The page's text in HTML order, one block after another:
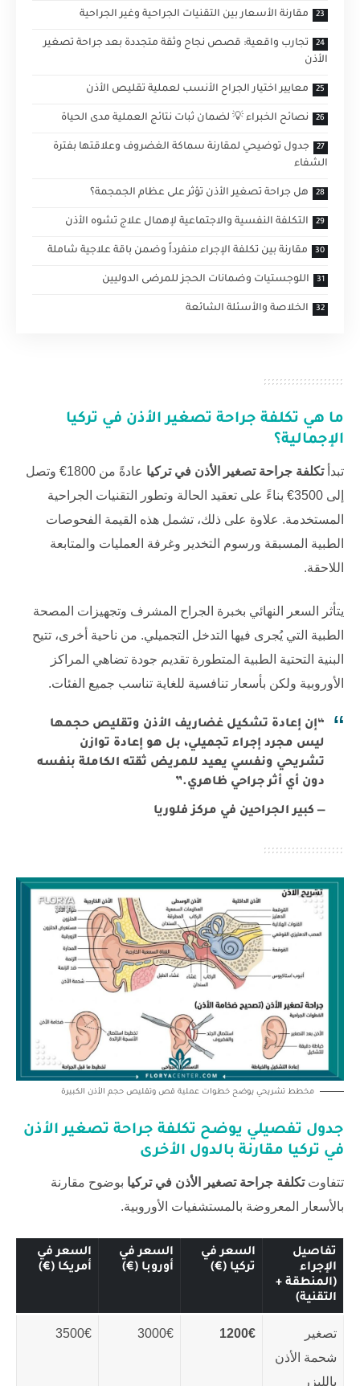
مقارنة الأسعار بين التقنيات الجراحية وغير الجراحية
تجارب واقعية: قصص نجاح وثقة متجددة بعد جراحة تصغير
الأذن
معايير اختيار الجراح الأنسب لعملية تقليص الأذن
نصائح الخبراء 💡 لضمان ثبات نتائج العملية مدى الحياة
جدول توضيحي لمقارنة سماكة الغضروف وعلاقتها بفترة
الشفاء
هل جراحة تصغير الأذن تؤثر على عظام الجمجمة؟
التكلفة النفسية والاجتماعية لإهمال علاج تشوه الأذن
مقارنة بين تكلفة الإجراء منفرداً وضمن باقة علاجية شاملة
اللوجستيات وضمانات الحجز للمرضى الدوليين
الخلاصة والأسئلة الشائعة
ما هي تكلفة جراحة تصغير الأذن في تركيا
الإجمالية؟
تبدأتكلفة جراحة تصغير الأذن في تركيا
عادةً من 1800€ وتصل
إلى 3500€ بناءً على تعقيد الحالة وتطور التقنيات الجراحية
المستخدمة. علاوة على ذلك، تشمل هذه القيمة الفحوصات
الطبية المسبقة ورسوم التخدير وغرفة العمليات والمتابعة
اللاحقة.
يتأثر السعر النهائي بخبرة الجراح المشرف وتجهيزات المصحة
الطبية التي يُجرى فيها التدخل التجميلي. من ناحية أخرى، تتيح
البنية التحتية الطبية المتطورة تقديم جودة تضاهي المراكز
الأوروبية ولكن بأسعار تنافسية للغاية تناسب جميع الفئات.
“إن إعادة تشكيل غضاريف الأذن وتقليص حجمها
ليس مجرد إجراء تجميلي، بل هو إعادة توازن
تشريحي ونفسي يعيد للمريض ثقته الكاملة بنفسه
دون أي أثر جراحي ظاهري.”
— كبير الجراحين في مركز فلوريا
مخطط تشريحي يوضح خطوات عملية قص وتقليص حجم الأذن الكبيرة
جدول تفصيلي يوضح تكلفة جراحة تصغير الأذن
في تركيا مقارنة بالدول الأخرى
تتفاوتتكلفة جراحة تصغير الأذن في تركيا بوضوح مقارنة
بالأسعار المعروضة بالمستشفيات الأوروبية.
تفاصيل
الإجراء
(المنطقة +
التقنية)
السعر في
تركيا (€)
السعر في
أوروبا (€)
السعر في
أمريكا (€)
تصغير
شحمة الأذن
بالليزر
1200€
3000€
3500€